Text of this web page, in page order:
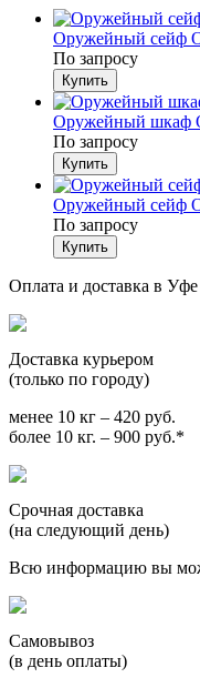
Оружейный сейф
По запросу
Оружейный
По запросу
Оружейный
По запросу
Оплата и доставка в Уфе
Доставка курьером
(только по городу)
менее 10 кг – 420 руб.
более 10 кг. – 900 руб.*
Срочная доставка
(на следующий день)
Всю информацию вы
Самовывоз
(в день оплаты)